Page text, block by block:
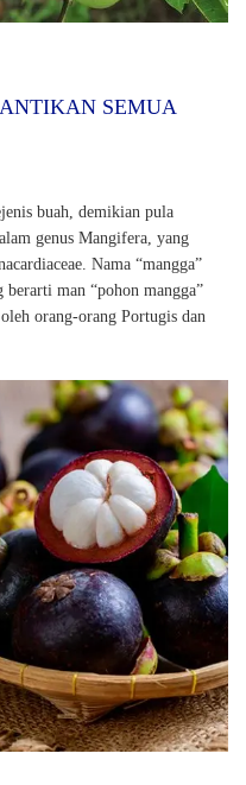
SEMUA
buah, demikian pula
genus Mangifera, yang
Nama “mangga”
berarti man “pohon mangga”
orang-orang Portugis dan